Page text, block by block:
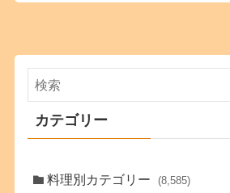
カテゴリー
料理別カテゴリー (8,585)